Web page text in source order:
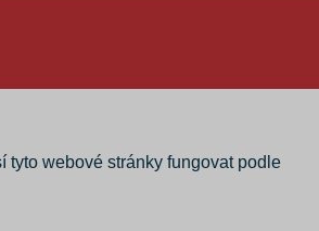
tyto webové stránky fungovat podle